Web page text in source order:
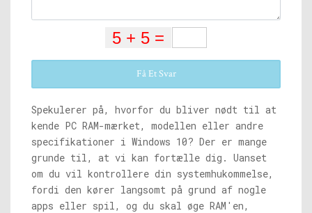
Få Et Svar
Spekulerer på, hvorfor du bliver nødt til at
kende PC RAM-mærket, modellen eller andre
specifikationer i Windows 10? Der er mange
grunde til, at vi kan fortælle dig. Uanset
om du vil kontrollere din systemhukommelse,
fordi den kører langsomt på grund af nogle
apps eller spil, og du skal øge RAM'en,